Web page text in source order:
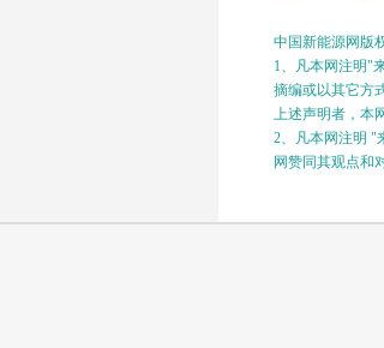
中国新能源网版
1、凡本网注明"
摘编或以其它方
上述声明者，本
2、凡本网注明 "
网赞同其观点和